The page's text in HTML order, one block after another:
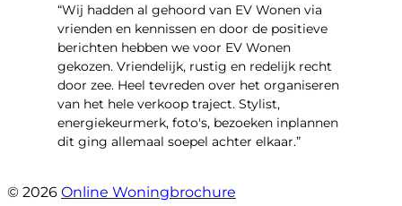
“Wij hadden al gehoord van EV Wonen via
vrienden en kennissen en door de positieve
berichten hebben we voor EV Wonen
gekozen. Vriendelijk, rustig en redelijk recht
door zee. Heel tevreden over het organiseren
van het hele verkoop traject. Stylist,
energiekeurmerk, foto's, bezoeken inplannen
dit ging allemaal soepel achter elkaar.”
© 2026 Online Woningbrochure